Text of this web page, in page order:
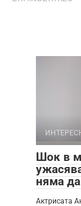
Шок в
няма
Актрисата